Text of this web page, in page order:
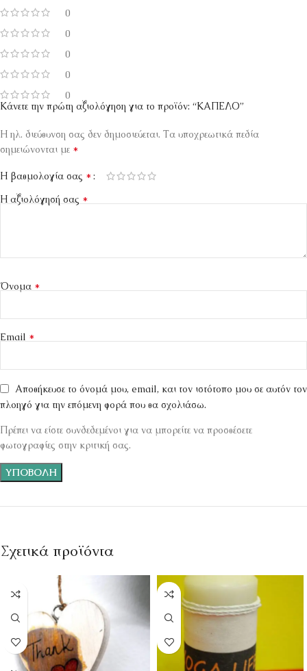
0
0
0
0
0
Κάνετε την πρώτη αξιολόγηση για το προϊόν: “ΚΑΠΕΛΟ”
Η ηλ. διεύθυνση σας δεν δημοσιεύεται. Τα υποχρεωτικά πεδία
σημειώνονται με *
Η βαθμολογία σας *
Η αξιολόγησή σας *
Όνομα *
Email *
Αποθήκευσε το όνομά μου, email, και τον ιστότοπο μου σε αυτόν τον
πλοηγό για την επόμενη φορά που θα σχολιάσω.
Πρέπει να είστε συνδεδεμένοι για να μπορείτε να προσθέσετε
φωτογραφίες στην κριτική σας.
Σχετικά προϊόντα